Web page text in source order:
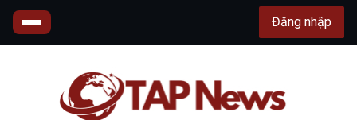
Đăng nhập